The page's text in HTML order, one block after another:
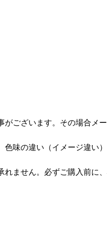
ございます。その場合メ
味の違い（イメージ違い
ません。必ずご購入前に